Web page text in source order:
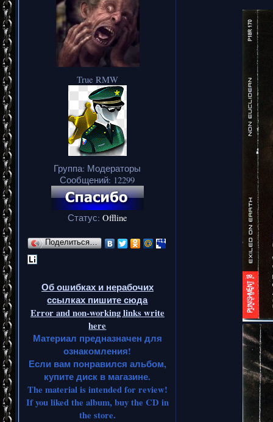
True RMW
Группа: Модераторы
Сообщений: 12299
Статус: Offline
Поделиться…
Об ошибках и нерабочих
ссылках пишите сюда
Error and non-working links write
here
Материал предназначен для
ознакомления!
Если вам понравился альбом,
купите диск в магазине.
The material is intended for review!
If you liked the album, buy the CD in
the store.